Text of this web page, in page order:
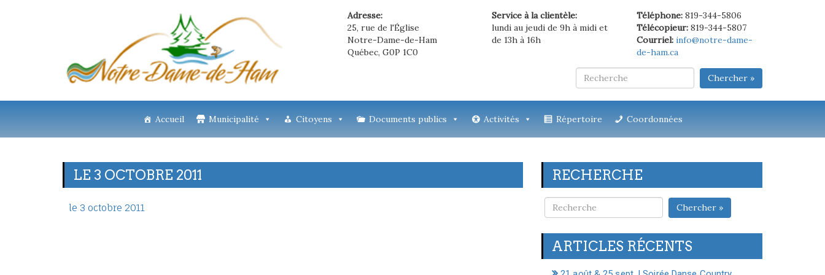
Adresse:
25, rue de l'Église
Notre-Dame-de-Ham
Québec, G0P 1C0
Service à la clientèle:
lundi au jeudi de 9h à midi et
de 13h à 16h
Téléphone:819-344-5806
Télécopieur:819-344-5807
Courriel: info@notre-dame-
de-ham.ca
Chercher »
Accueil Municipalité Citoyens Documents publics Activités Répertoire Coordonnées
LE 3 OCTOBRE 2011
le 3 octobre 2011
RECHERCHE
Chercher »
ARTICLES RÉCENTS